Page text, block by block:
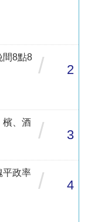
8點8 / 2
、酒
/ 3
政率
/ 4